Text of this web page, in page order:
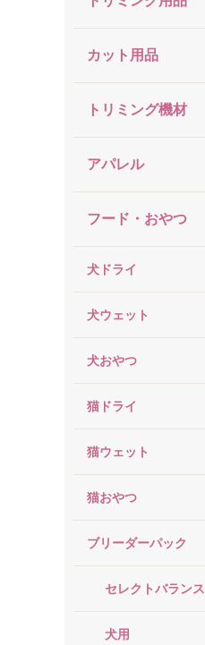
カット用品
トリミング機材
アパレル
フード・おやつ
犬ドライ
犬ウェット
犬おやつ
猫ドライ
猫ウェット
猫おやつ
ブリーダーパック
セレクトバランス
犬用